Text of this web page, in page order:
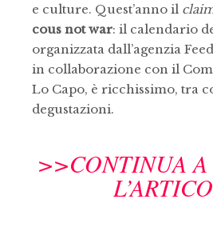
e culture. Quest’anno il
cous not war: il calendario
organizzata dall’agenzia
in collaborazione con il
Lo Capo, è ricchissimo, tra
degustazioni.
>>CONTINUA